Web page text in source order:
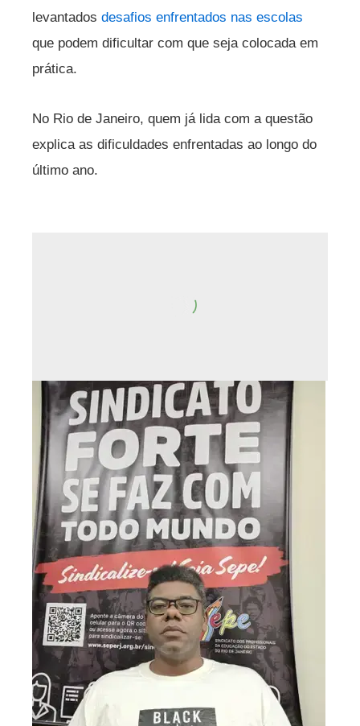
levantados desafios enfrentados nas escolas
que podem dificultar com que seja colocada em
prática.
No Rio de Janeiro, quem já lida com a questão
explica as dificuldades enfrentadas ao longo do
último ano.